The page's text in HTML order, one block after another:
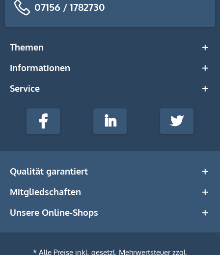
07156 / 1782730
Themen
Informationen
Service
stempel-
Media
Facebook LinkedIn Twitter
Qualität garantiert
Mitgliedschaften
Unsere Online-Shops
* Alle Preise inkl. gesetzl. Mehrwertsteuer zzgl.